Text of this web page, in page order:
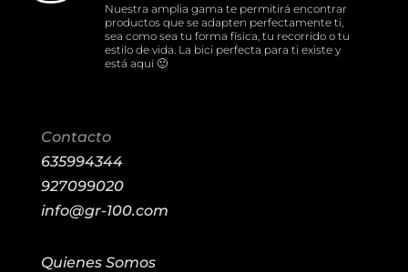
Nuestra amplia gama te permitirá encontrar
productos que se adapten perfectamente ti,
sea como sea tu forma física, tu recorrido o tu
estilo de vida. La bici perfecta para ti existe y
está aquí 🙂
Contacto
635994344
927099020
info@gr-100.com
Quienes Somos